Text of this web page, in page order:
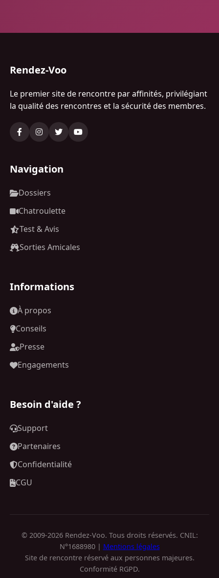
Rendez-Voo
Le premier site de rencontre par affinités, privilégiant
la qualité des rencontres et la sécurité des membres.
Navigation
Dossiers
Chatroulette
Test & Avis
Sorties Amicales
Informations
À propos
Conseils
Presse
Engagements
Besoin d'aide ?
Support
Partenaires
Confidentialité
CGU
© 2009-2026 Rendez-Voo. Tous droits réservés. CNIL:
N°1688980 | Mentions légales
Site de rencontre réservé aux personnes majeures.
Conformité RGPD.